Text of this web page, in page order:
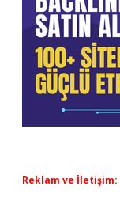
Reklam ve İletişim: